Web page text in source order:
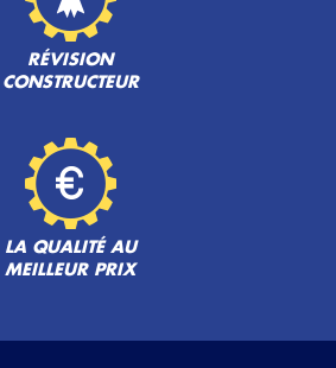
RÉVISION
CONSTRUCTEUR
LA QUALITÉ AU
MEILLEUR PRIX